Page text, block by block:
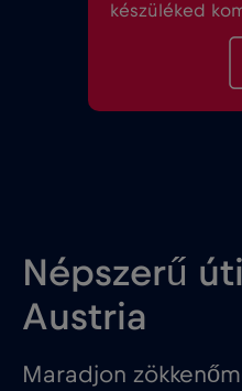
készüléked
Népszerű
Austria
Maradjon